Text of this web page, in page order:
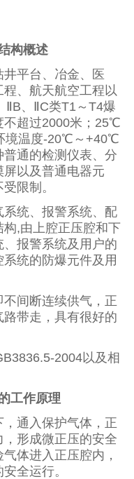
构概述
平台、冶金、医
、航天航空工程以
ⅡB、ⅡC类T1～T4爆
不超过2000米；25℃
境温度-20℃～+40℃
通的检测仪表、分
以及普通电器元
限制。
统、报警系统、配
,由上腔正压腔和下
报警系统及用户的
统的防爆元件及用
间断连续供气，正
带走，具有很好的
2004以及相
工作原理
通入保护气体，正
形成微正压的安全
体进入正压腔内，
全运行。